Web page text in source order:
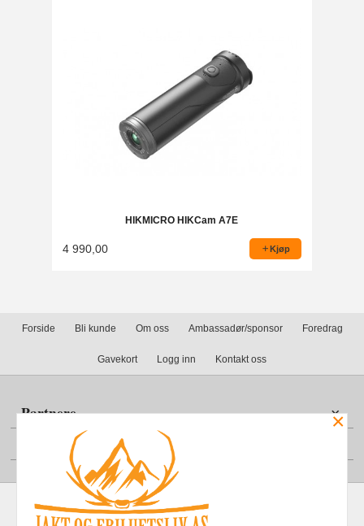
HIKMICRO HIKCam A7E
4 990,00 Kjøp
Forside Bli kunde Om oss Ambassadør/sponsor Foredrag
Gavekort Logg inn Kontakt oss
Partnere
Din konto
×